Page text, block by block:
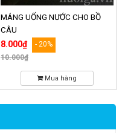
MÁNG UỐNG NƯỚC CHO BỒ
CÂU
8.000₫
- 20%
10.000₫
Mua hàng